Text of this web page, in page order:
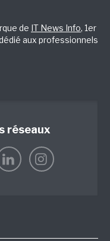
de IT News Info, 1er
aux professionnels
réseaux